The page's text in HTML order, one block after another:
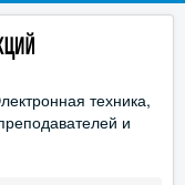
техника,
и